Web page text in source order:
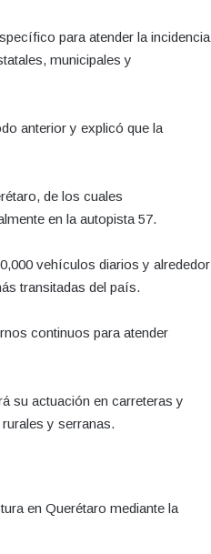
para atender la incidencia
municipales y
anterior y explicó que la
de los cuales
en la autopista 57.
vehículos diarios y alrededor
transitadas del país.
continuos para atender
su actuación en carreteras y
y serranas.
en Querétaro mediante la